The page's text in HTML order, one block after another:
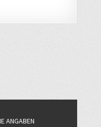
ANGABEN